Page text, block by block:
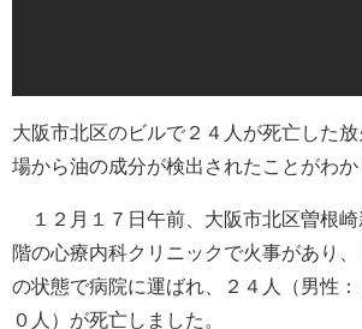
大阪市北区のビルで２４人が死亡した
場から油の成分が検出されたことがわか
１２月１７日午前、大阪市北区曽根崎
階の心療内科クリニックで火事があり
の状態で病院に運ばれ、２４人（男性：
０人）が死亡しました。